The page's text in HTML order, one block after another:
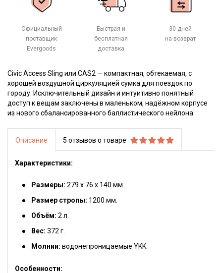
Официальный
поставщик
Evergoods
Быстрая и
бесплатная
доставка
30 дней
на возврат
Civic Access Sling или CAS2 — компактная, обтекаемая, с
хорошей воздушной циркуляцией сумка для поездок по
городу. Исключительный дизайн и интуитивно понятный
доступ к вещам заключены в маленьком, надёжном корпусе
из нового сбалансированного баллистического нейлона.
Описание 5 отзывов о товаре
Характеристики:
Размеры: 279 х 76 х 140 мм.
Размер стропы: 1200 мм.
Объём: 2 л.
Вес: 372 г.
Молнии: водонепроницаемые YKK.
Особенности: